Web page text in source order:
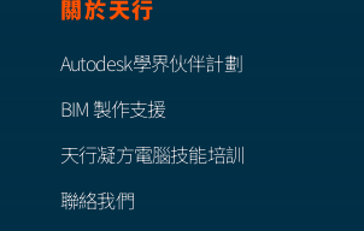
關於天行
Autodesk學界伙伴計劃
BIM 製作支援
天行凝方電腦技能培訓
聯絡我們